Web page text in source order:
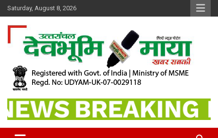
Skip
to
content
Saturday, August 8, 2026
Dev Bhoomi Maya